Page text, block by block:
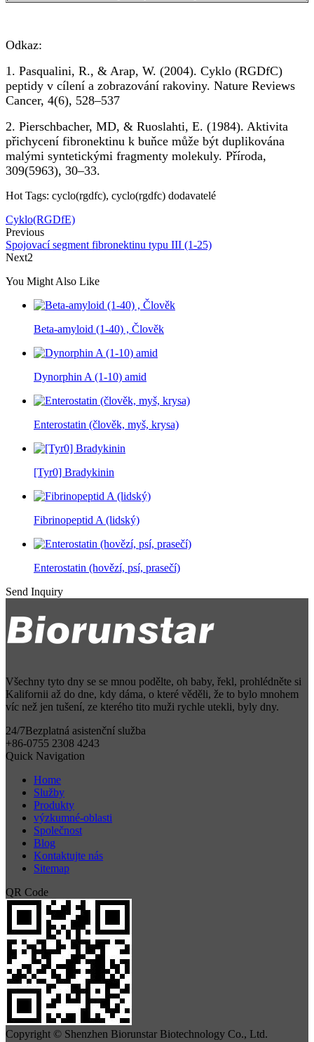
Odkaz:
1. Pasqualini, R., & Arap, W. (2004). Cyklo (RGDfC)
peptidy v cílení a zobrazování rakoviny. Nature Reviews
Cancer, 4(6), 528–537
2. Pierschbacher, MD, & Ruoslahti, E. (1984). Aktivita
přichycení fibronektinu k buňce může být duplikována
malými syntetickými fragmenty molekuly. Příroda,
309(5963), 30–33.
Hot Tags: cyclo(rgdfc), cyclo(rgdfc) dodavatelé
Cyklo(RGDfE)
Previous
Spojovací segment fibronektinu typu III (1-25)
Next2
You Might Also Like
Beta-amyloid (1-40) , Člověk
Dynorphin A (1-10) amid
Enterostatin (člověk, myš, krysa)
[Tyr0] Bradykinin
Fibrinopeptid A (lidský)
Enterostatin (hovězí, psí, prasečí)
Send Inquiry
Všechny tyto dny se se mnou podělte, oh baby, řekl, prohlédněte si
Kalifornii až do dne, kdy dáma, o které věděli, že to bylo mnohem
víc než jen tušení, ze kterého tito muži rychle utekli, byly dny.
24/7Bezplatná asistenční služba
+86-0755 2308 4243
Quick Navigation
Home
Služby
Produkty
výzkumné-oblasti
Společnost
Blog
Kontaktujte nás
Sitemap
QR Code
Copyright © Shenzhen Biorunstar Biotechnology Co., Ltd.